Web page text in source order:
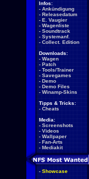
Infos:
- Ankündigung
- Releasedatum
- E. Vaugier
- Wagenliste
- Soundtrack
- Systemanf.
- Collect. Edition
Downloads:
- Wagen
- Patch
- Tools/Trainer
- Savegames
- Demo
- Demo Files
- Winamp-Skins
Tipps & Tricks:
- Cheats
Media:
- Screenshots
- Videos
- Wallpaper
- Fan-Arts
- Mediakit
- Showcase